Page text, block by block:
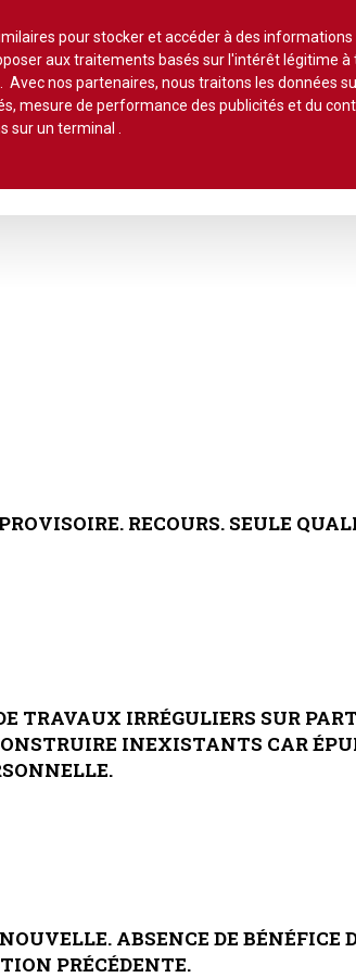
Lire un
PROVISOIRE. RECOURS. SEULE
TRAVAUX IRRÉGULIERS SUR
INEXISTANTS CAR
NOUVELLE. ABSENCE DE BÉNÉFICE
PRÉCÉDENTE.
pour stocker et accéder à des
aux traitements basés sur l'intérêt légitime
nos partenaires, nous traitons les données
mesure de performance des publicités et du
sur un terminal